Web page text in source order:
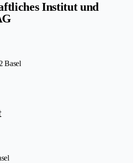
Institut und
Basel